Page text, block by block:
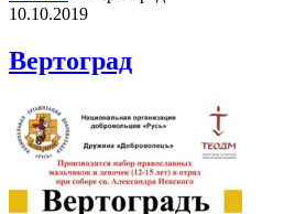
10.10.2019
Вертоград